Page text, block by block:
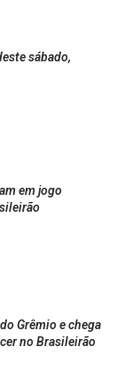
sábado,
em jogo
Grêmio e chega
no Brasileirão